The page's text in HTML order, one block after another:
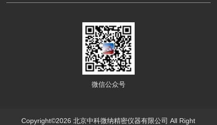
微信公众号
Copyright©2026 北京中科微纳精密仪器有限公司 All Right